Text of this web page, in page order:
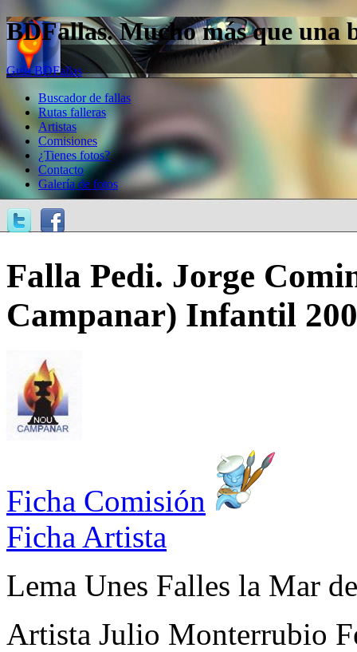
BDFallas. Mucho más que una
Guía BDFallas
Buscador de fallas
Rutas falleras
Artistas
Comisiones
¿Tienes fotos?
Contacto
Galería de fotos
Falla Pedi. Jorge
Campanar) Infantil
Ficha Comisión
Ficha Artista
Lema Unes Falles la Mar
Artista Julio Monterrubio